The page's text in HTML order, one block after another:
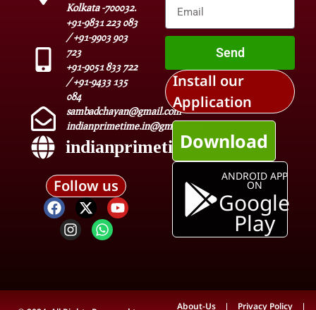
Kolkata -700032.
+91-9831 223 083
/ +91-9903 903
723
+91-9051 833 722
/ +91-9433 135
084
sambadchayan@gmail.com
indianprimetime.in@gmail.com
indianprimetime.in
Follow us
Send
Install our
Application
Download
ANDROID APP
ON
Google
Play
About-Us Privacy Policy